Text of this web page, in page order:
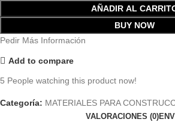
AÑADIR AL
BUY NOW
Pedir Más Información
Add to compare
5 People watching this product now!
Categoría: MATERIALES PARA
VALORACIONES (0)